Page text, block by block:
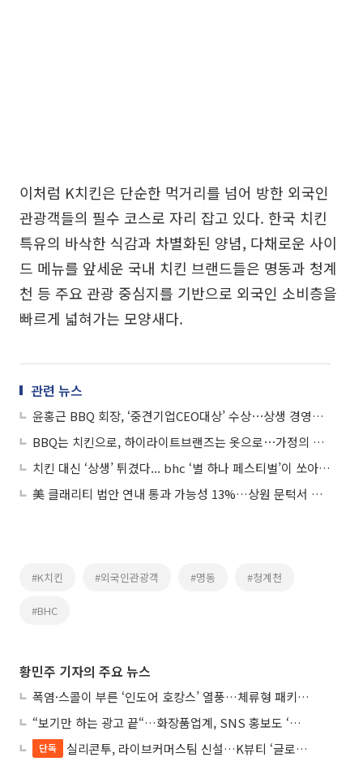
이처럼 K치킨은 단순한 먹거리를 넘어 방한 외국인
관광객들의 필수 코스로 자리 잡고 있다. 한국 치킨
특유의 바삭한 식감과 차별화된 양념, 다채로운 사이
드 메뉴를 앞세운 국내 치킨 브랜드들은 명동과 청계
천 등 주요 관광 중심지를 기반으로 외국인 소비층을
빠르게 넓혀가는 모양새다.
관련 뉴스
윤홍근 BBQ 회장, ‘중견기업CEO대상’ 수상⋯상생 경영ㆍK치킨 세계화 공로
BBQ는 치킨으로, 하이라이트브랜즈는 옷으로⋯가정의 달 ‘통큰 나눔’ 온기
치킨 대신 ‘상생’ 튀겼다... bhc ‘별 하나 페스티벌’이 쏘아 올린 ESG 신호탄
美 클래리티 법안 연내 통과 가능성 13%…상원 문턱서 제동
#K치킨 #외국인관광객 #명동 #청계천
#BHC
황민주 기자의 주요 뉴스
폭염·스콜이 부른 ‘인도어 호캉스’ 열풍…체류형 패키지 뜬다
“보기만 하는 광고 끝“…화장품업계, SNS 홍보도 ‘참여형 콘텐츠’로 변모
단독 실리콘투, 라이브커머스팀 신설…K뷰티 ‘글로벌 판매망’ 확대